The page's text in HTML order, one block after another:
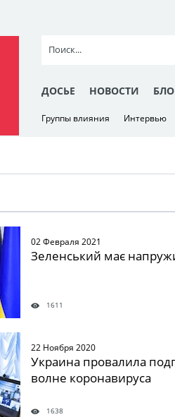
ДОСЬЕ НОВОСТИ
Группы влияния Интервью
02 Февраля 2021
Зеленський має
1611
22 Ноября 2020
Украина провалила
волне коронавируса
1638